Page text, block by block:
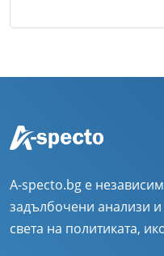
A-specto.bg е
задълбочени анализи
света на политиката,